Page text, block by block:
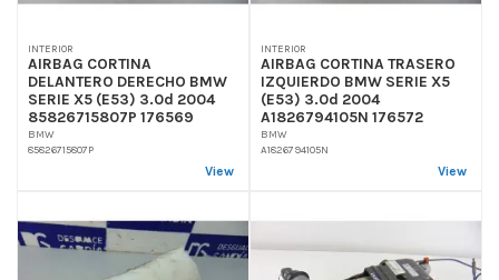
INTERIOR
AIRBAG CORTINA
DELANTERO DERECHO BMW
SERIE X5 (E53) 3.0d 2004
85826715807P 176569
BMW
85826715807P
View
INTERIOR
AIRBAG CORTINA TRASERO
IZQUIERDO BMW SERIE X5
(E53) 3.0d 2004
A1826794105N 176572
BMW
A1826794105N
View